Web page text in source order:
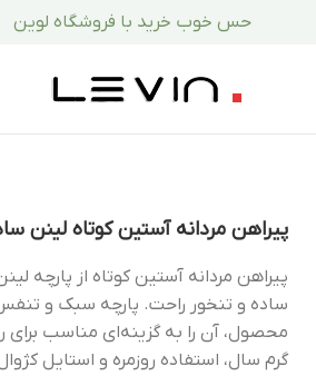
پیراهن مردانه آستین کوتاه لینن
پیراهن مردانه آستین کوتاه از پارچه
ساده و تنخور راحت. پارچه سبک و
محصول، آن را به گزینه‌ای مناسب برای
گرم سال، استفاده روزمره و استایل
حس خوب خرید با فروشگاه لوین